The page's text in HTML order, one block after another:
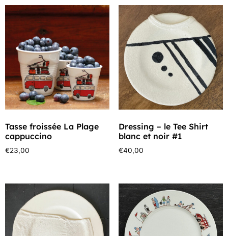
Tasse froissée La Plage
cappuccino
€23,00
Dressing – le Tee Shirt
blanc et noir #1
€40,00